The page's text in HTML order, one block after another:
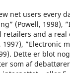
net users every
(Powell, 1998),
and a real
1997), ”Electronic
Dette er blot
som af